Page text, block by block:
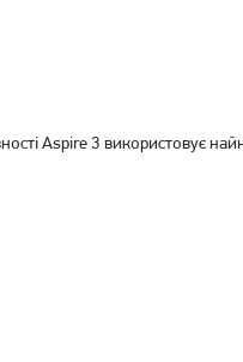
Aspire 3 використовує